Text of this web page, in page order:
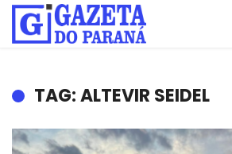
TAG: ALTEVIR SEIDEL